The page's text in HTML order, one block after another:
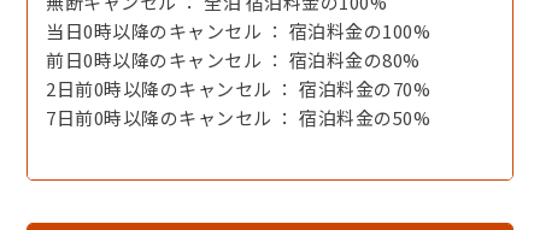
当日0時以降のキャンセル ： 宿泊料金の100%
前日0時以降のキャンセル ： 宿泊料金の80%
2日前0時以降のキャンセル ： 宿泊料金の70%
7日前0時以降のキャンセル ： 宿泊料金の50%